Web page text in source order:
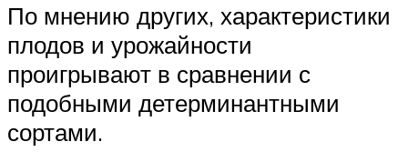
По мнению других, характеристики
плодов и урожайности
проигрывают в сравнении с
подобными детерминантными
сортами.